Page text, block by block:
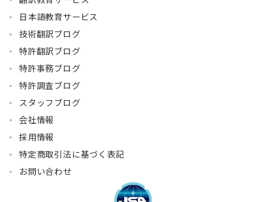
日本語教育サービス
技術翻訳ブログ
特許翻訳ブログ
特許事務ブログ
特許調査ブログ
スタッフブログ
会社情報
採用情報
特定商取引法に基づく表記
お問い合わせ